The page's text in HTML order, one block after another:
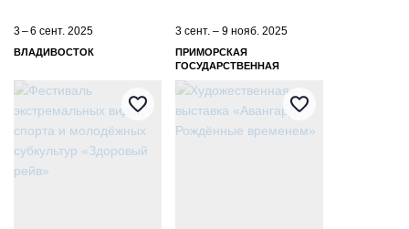
3 – 6 сент. 2025
ВЛАДИВОСТОК
3 сент. – 9 нояб. 2025
ПРИМОРСКАЯ
ГОСУДАРСТВЕННАЯ
КАРТИННАЯ ГАЛЕРЕЯ